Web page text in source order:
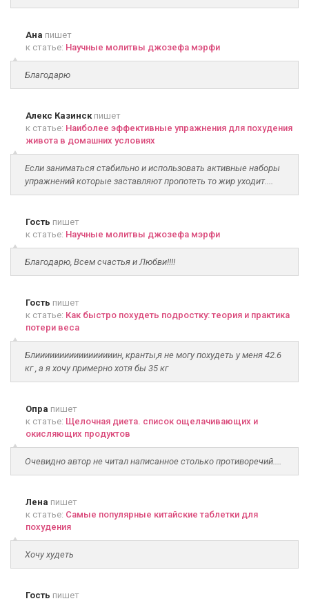
Ана пишет
к статье: Научные молитвы джозефа мэрфи
Благодарю
Алекс Казинскпишет
к статье: Наиболее эффективные упражнения для похудения
живота в домашних условиях
Если заниматься стабильно и использовать активные наборы
упражнений которые заставляют пропотеть то жир уходит....
Гость пишет
к статье: Научные молитвы джозефа мэрфи
Благодарю, Всем счастья и Любви!!!!
Гость пишет
к статье: Как быстро похудеть подростку: теория и практика
потери веса
Блииииииииииииииииин, кранты,я не могу похудеть у меня 42.6
кг , а я хочу примерно хотя бы 35 кг
Опра пишет
к статье: Щелочная диета. список ощелачивающих и
окисляющих продуктов
Очевидно автор не читал написанное столько противоречий....
Лена пишет
к статье: Самые популярные китайские таблетки для
похудения
Хочу худеть
Гость пишет